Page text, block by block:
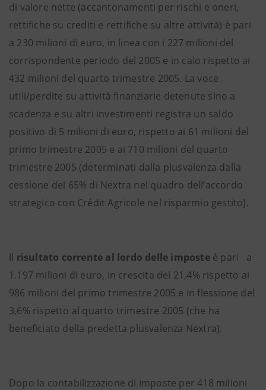
di valore nette (accantonamenti per rischi e oneri,
rettifiche su crediti e rettifiche su altre attività) è pari
a 230 milioni di euro, in linea con i 227 milioni del
corrispondente periodo del 2005 e in calo rispetto ai
432 milioni del quarto trimestre 2005. La voce
utili/perdite su attività finanziarie detenute sino a
scadenza e su altri investimenti registra un saldo
positivo di 5 milioni di euro, rispetto ai 61 milioni del
primo trimestre 2005 e ai 710 milioni del quarto
trimestre 2005 (determinati dalla plusvalenza dalla
cessione del 65% di Nextra nel quadro dell’accordo
strategico con Crédit Agricole nel risparmio gestito).
Il risultato corrente al lordo delle imposteè pari
a
1.197 milioni di euro, in crescita del 21,4% rispetto ai
986 milioni del primo trimestre 2005 e in flessione del
3,6% rispetto al quarto trimestre 2005 (che ha
beneficiato della predetta plusvalenza Nextra).
Dopo la contabilizzazione di imposte per 418 milioni